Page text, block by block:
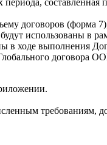
договоров (форма
использованы в
в ходе выполнения
договора
требованиям,